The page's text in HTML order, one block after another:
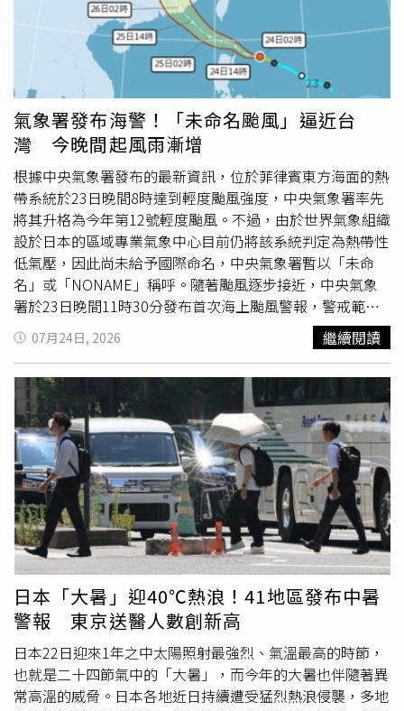
約120公里。氣象署指出，紅霞過去3小時強度略有增強，
暴風圈也同步擴大，後續仍有進一步增強的可能。氣象粉專
「台灣颱風論壇」指出，目前海面環境有利於颱風發展，加
上持續吸收西南風水氣，讓紅霞結構逐漸完整、強度穩定提
升；另一方面，受到太平洋高壓引導，颱風移動速度相當
快，目前正以約每小時25公里速度穿越巴士海峽，持續朝大
陸東南沿海前進。另一氣象粉專「天氣即時預報」則表示，
紅霞受到導引氣流影響，未來路徑相當明確，不會直接登陸
台灣，而是一路朝大陸東南沿海移動，因此屬於典型「擦肩
而過」的颱風。不過，由於外圍環流配合中央山脈地形效
應，仍會替東南部帶來較明顯降雨。氣象粉專分析，紅霞屬
「擦肩而過」型颱風，但東南部仍須留意豪雨、雷雨及強陣
風。（圖／翻攝自臉書，天氣即時預報）氣象署已針對屏東
縣恆春半島發布豪雨特報，提醒有局部豪雨發生機率；台東
縣則列為大雨特報範圍，並持續發布台東、屏東大雷雨即時
訊息，提醒民眾慎防短延時強降雨、雷擊及低窪地區積水。
風力方面，基隆市、台北市、新北市、桃園市、高雄市、屏
東縣、宜蘭縣、台東縣、澎湖縣及連江縣共10縣市列入強風
特報，預估有平均風6級以上或陣風8級以上發生機率，其中
大台北地區今晚至明天清晨風勢將較為明顯；此外，受颱風
外圍環流沉降作用影響，北部地區也有出現焚風的可能，民
眾應提高警覺。至於各地降雨情況，「天氣即時預報」分
析，24日晚間至25日清晨是紅霞影響最明顯的時段，其中
台東及屏東南部雨勢最大，並可能伴隨強陣風；花蓮、屏東
北部、高雄及台南則以局部短暫陣雨為主，風勢相對較弱；
中部、北部及其他地區受到颱風直接影響有限，降雨多屬局
部、短暫性質。綜合氣象署及民間氣象單位分析，紅霞雖然
在西南風水氣助長下仍有持續增強空間，但因移動速度快、
暴風圈規模不大，加上路徑偏向大陸東南沿海，整體對台灣
影響仍屬有限，不至於出現全面性劇烈風雨。不過，東南部
仍須防範局部豪雨、大 雷雨及強陣風，大台北及沿海空曠地
區也應留意瞬間強風。隨著颱風周六逐漸遠離，外圍環流影
氣象署發布海警！「未命名颱風」逼近台
灣 今晚間起風雨漸增
根據中央氣象署發布的最新資訊，位於菲律賓東方海面的熱
帶系統於23日晚間8時達到輕度颱風強度，中央氣象署率先
將其升格為今年第12號輕度颱風。不過，由於世界氣象組織
設於日本的區域專業氣象中心目前仍將該系統判定為熱帶性
低氣壓，因此尚未給予國際命名，中央氣象署暫以「未命
名」或「NONAME」稱呼。隨著颱風逐步接近，中央氣象
署於23日晚間11時30分發布首次海上颱風警報，警戒範圍
包括巴士海峽及東沙島海面，提醒航行及海上作業船隻提高
警覺，密切注意颱風最新動態。中央氣象署表示，颱風未來
將持續以穩定速度朝西北西方向移動，由於目前海域環境有
利於發展，預估颱風強度仍有增強空間，暴風圈也將逐步擴
大。預估24日晚間11時前後，暴風圈將涵蓋巴士海峽及東
沙島海面，因此提前發布海上颱風警報，提醒相關單位及民
眾做好防颱準備。依據最新路徑預測，颱風通過巴士海峽
後，將持續朝西北西方向前進，預計25日來到台灣西南方海
域，並可能於25日深夜至26日清晨在中國華南沿岸登陸。
氣象署指出，24日晚間至25日全天將是颱風最接近台灣的
時段，但目前預估颱風中心距離台灣仍有一段距離，因此發
布陸上颱風警報的可能性仍偏低。雖然颱風中心預計不會直
接侵襲台灣，但外圍環流仍將帶來明顯天氣變化。24日晚間
起，大台北及東部地區降雨機率逐漸提高，迎風面的花蓮、
台東及恆春半島將有局部短暫陣雨或
出現大雨甚至豪雨。25日起，南部地區降雨也將逐漸增加，
降雨範圍擴大；中部以北則仍以多雲到晴天氣為主。不過，
受到颱風外圍環流沉降作用影響，西半部地區仍有高溫及焚
07月24日, 2026 繼續閱讀
日本「大暑」迎40℃熱浪！41地區發布中暑
警報 東京送醫人數創新高
日本22日迎來1年之中太陽照射最強烈、氣溫最高的時節，
也就是二十四節氣中的「大暑」，而今年的大暑也伴隨著異
常高溫的威脅。日本各地近日持續遭受猛烈熱浪侵襲，多地